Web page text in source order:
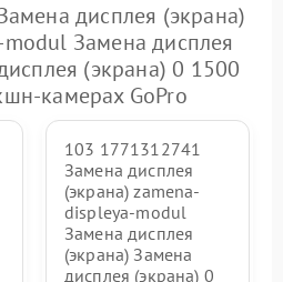
дисплея (экрана)
Замена дисплея
(экрана) 0 1500
камерах GoPro
103 1771312741
Замена дисплея
(экрана) zamena-
displeya-modul
Замена дисплея
(экрана) Замена
дисплея (экрана) 0